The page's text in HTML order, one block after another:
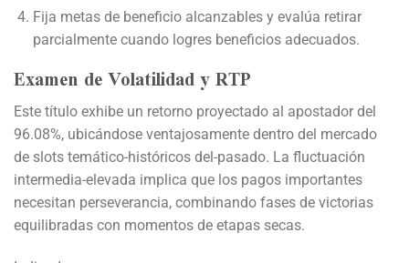
Fija metas de beneficio alcanzables y evalúa retirar
parcialmente cuando logres beneficios adecuados.
Examen de Volatilidad y RTP
Este título exhibe un retorno proyectado al apostador del
96.08%, ubicándose ventajosamente dentro del mercado
de slots temático-históricos del-pasado. La fluctuación
intermedia-elevada implica que los pagos importantes
necesitan perseverancia, combinando fases de victorias
equilibradas con momentos de etapas secas.